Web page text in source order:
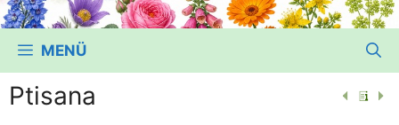
MENÜ
Ptisana